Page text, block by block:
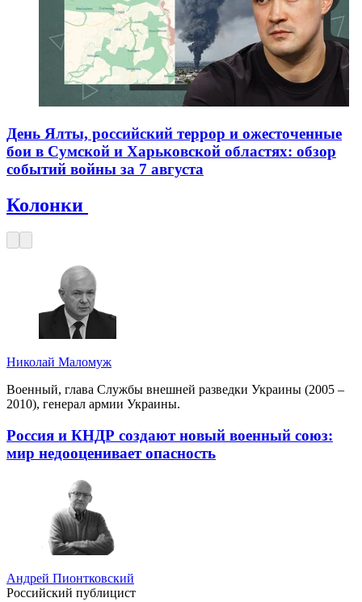
День Ялты, российский террор и ожесточенные
бои в Сумской и Харьковской областях: обзор
событий войны за 7 августа
Колонки
Николай Маломуж
Военный, глава Службы внешней разведки Украины (2005 –
2010), генерал армии Украины.
Россия и КНДР создают новый военный союз:
мир недооценивает опасность
Андрей Пионтковский
Российский публицист